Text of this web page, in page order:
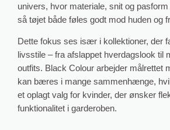
univers, hvor materiale, snit og
så tøjet både føles godt mod huden og
Dette fokus ses især i kollektioner, der
livsstile – fra afslappet hverdagslook til
outfits. Black Colour arbejder målrettet
kan bæres i mange sammenhænge,
et oplagt valg for kvinder, der ønsker
funktionalitet i garderoben.